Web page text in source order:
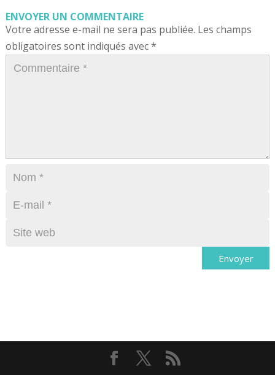
ENVOYER UN COMMENTAIRE
Votre adresse e-mail ne sera pas publiée. Les champs
obligatoires sont indiqués avec*